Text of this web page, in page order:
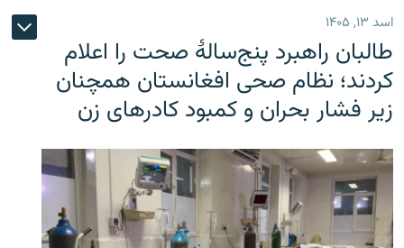
اسد ۱۳, ۱۴۰۵
طالبان راهبرد پنج‌سالۀ صحت را اعلام
کردند؛ نظام صحی افغانستان همچنان
زیر فشار بحران و کمبود کادرهای زن